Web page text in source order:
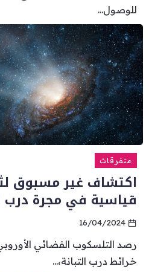
للوصول...
متفرقات
اكتشاف غير مسبوق
قياسية في مجرة درب
16/04/2024
رصد التلسكوب الفضائي
خرائط درب التبانة،...